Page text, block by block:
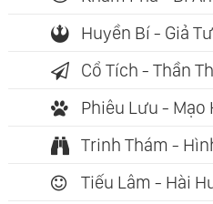
Sách nói: 08:46:32 Sách
Huyền Bí - Giả
Cổ Tích - Thần
Phiêu Lưu - Mạo
Trinh Thám -
Tiếu Lâm - Hài